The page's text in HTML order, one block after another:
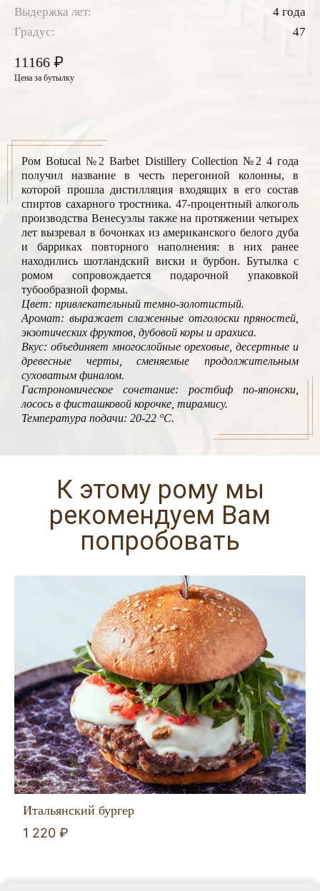
Выдержка лет:
4 года
Градус:
47
11166 ₽
Цена за бутылку
Ром Botucal №2 Barbet Distillery Collection №2 4 года
получил название в честь перегонной колонны, в
которой прошла дистилляция входящих в его состав
спиртов сахарного тростника. 47-процентный алкоголь
производства Венесуэлы также на протяжении четырех
лет вызревал в бочонках из американского белого дуба
и барриках повторного наполнения: в них ранее
находились шотландский виски и бурбон. Бутылка с
ромом сопровождается подарочной упаковкой
тубообразной формы.
Цвет: привлекательный темно-золотистый.
Аромат: выражает слаженные отголоски пряностей,
экзотических фруктов, дубовой коры и арахиса.
Вкус: объединяет многослойные ореховые, десертные и
древесные черты, сменяемые продолжительным
суховатым финалом.
Гастрономическое сочетание: ростбиф по-японски,
лосось в фисташковой корочке, тирамису.
Температура подачи: 20-22 °C.
К этому рому мы
рекомендуем Вам
попробовать
Итальянский бургер
1 220 ₽